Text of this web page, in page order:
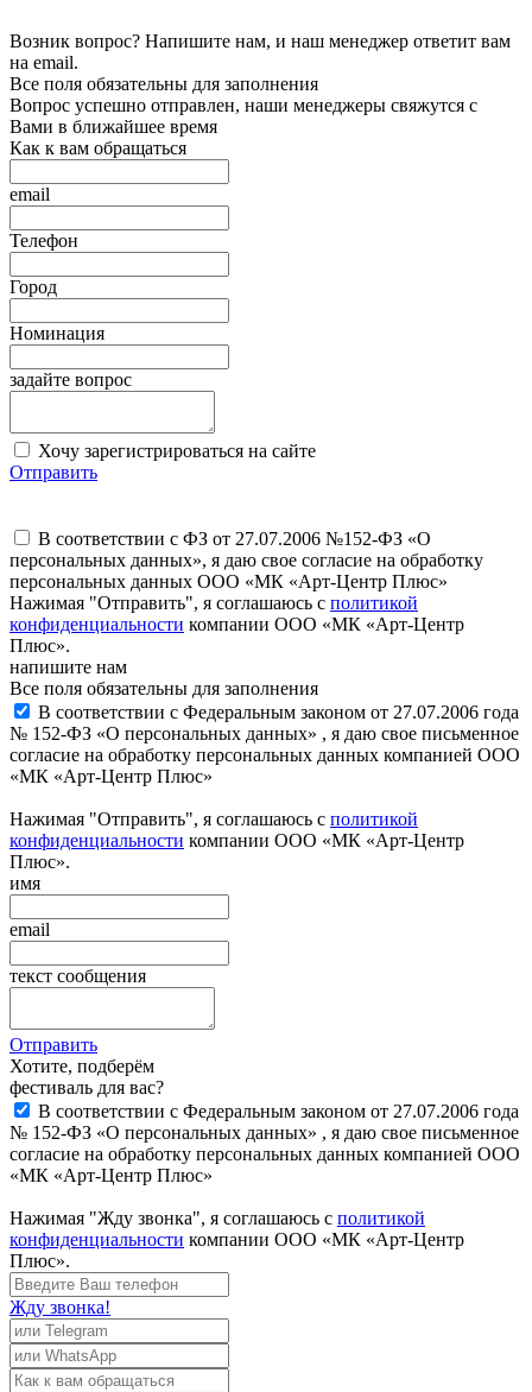
Возник вопрос? Напишите нам, и наш менеджер ответит вам
на email.
Все поля обязательны для заполнения
Вопрос успешно отправлен, наши менеджеры свяжутся с
Вами в ближайшее время
Как к вам обращаться
email
Телефон
Город
Номинация
задайте вопрос
Хочу зарегистрироваться на сайте
Отправить
В соответствии с ФЗ от 27.07.2006 №152-ФЗ «О
персональных данных», я даю свое согласие на обработку
персональных данных ООО «МК «Арт-Центр Плюс»
Нажимая "Отправить", я соглашаюсь с политикой
конфиденциальности компании ООО «МК «Арт-Центр
Плюс».
напишите нам
Все поля обязательны для заполнения
В соответствии с Федеральным законом от 27.07.2006 года
№ 152-ФЗ «О персональных данных» , я даю свое письменное
согласие на обработку персональных данных компанией ООО
«МК «Арт-Центр Плюс»
Нажимая "Отправить", я соглашаюсь с политикой
конфиденциальности компании ООО «МК «Арт-Центр
Плюс».
имя
email
текст сообщения
Отправить
Хотите, подберём
фестиваль для вас?
В соответствии с Федеральным законом от 27.07.2006 года
№ 152-ФЗ «О персональных данных» , я даю свое письменное
согласие на обработку персональных данных компанией ООО
«МК «Арт-Центр Плюс»
Нажимая "Жду звонка", я соглашаюсь с политикой
конфиденциальности компании ООО «МК «Арт-Центр
Плюс».
Жду звонка!